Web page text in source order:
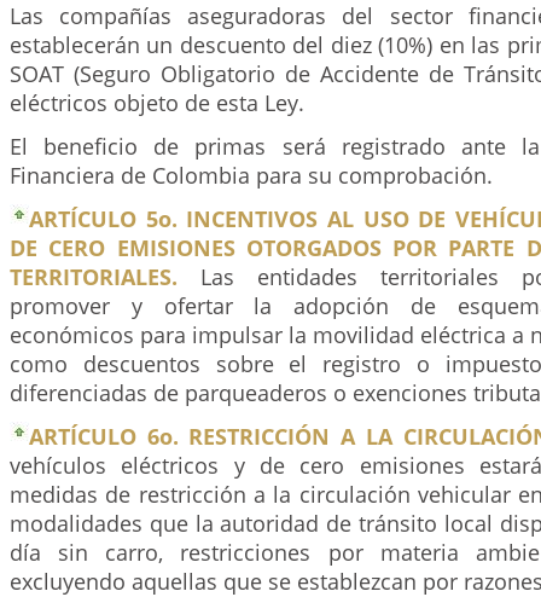
Las compañías aseguradoras del sector
establecerán un descuento del diez (10%) en las
SOAT (Seguro Obligatorio de Accidente de
eléctricos objeto de esta Ley.
El beneficio de primas será registrado ante la
Financiera de Colombia para su comprobación.
ARTÍCULO 5o. INCENTIVOS AL USO DE
DE CERO EMISIONES OTORGADOS POR PARTE
TERRITORIALES. Las entidades territoriales
promover y ofertar la adopción de
económicos para impulsar la movilidad eléctrica a
como descuentos sobre el registro o
diferenciadas de parqueaderos o exenciones
ARTÍCULO 6o. RESTRICCIÓN A LA
vehículos eléctricos y de cero emisiones
medidas de restricción a la circulación vehicular
modalidades que la autoridad de tránsito local
día sin carro, restricciones por materia
excluyendo aquellas que se establezcan por